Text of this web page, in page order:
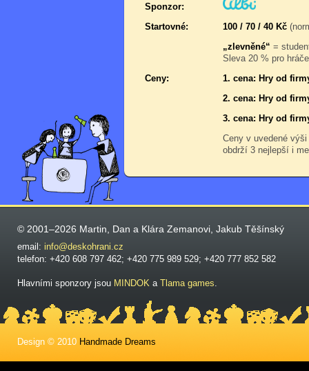
Sponzor:
Startovné:
100 / 70 / 40 Kč
„zlevněné“ =
Sleva 20 % pro
Ceny:
1. cena: Hry od
2. cena: Hry od
3. cena: Hry od
Ceny v uvedené
obdrží 3 nejlepší i
© 2001–2026 Martin, Dan a Klára Zemanovi, Jakub Těšínský
email: info@deskohrani.cz
telefon: +420 608 797 462; +420 775 989 529; +420 777 852 582
Hlavními sponzory jsou MINDOK a Tlama games.
Design © 2010 Handmade Dreams